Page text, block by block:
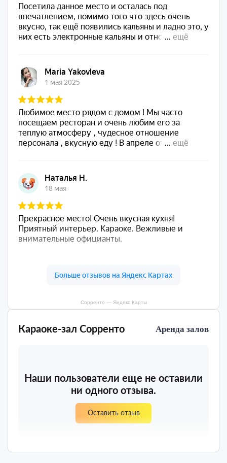
Караоке-зал Сорренто Аренда залов
Наши пользователи еще не оставили
ни одного отзыва.
Оставить отзыв
Сорренто — Яндекс Карты